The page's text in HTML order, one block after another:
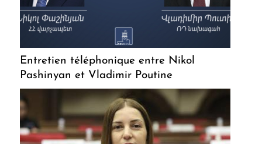
Entretien téléphonique entre Nikol
Pashinyan et Vladimir Poutine